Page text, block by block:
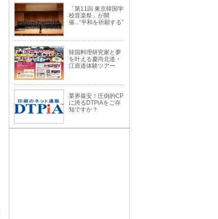
「第11回 東京韓国学
校音楽祭」が開
催...“平和を祈願する”
韓国料理研究家と夢
を叶える慶尚北道・
江原道体験ツアー
業界最安！圧倒的CP
に誇るDTPiAをご存
知ですか？